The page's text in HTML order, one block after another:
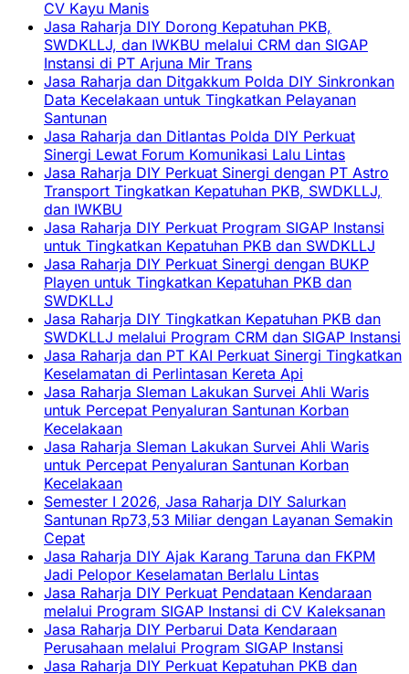
CV Kayu Manis
Jasa Raharja DIY Dorong Kepatuhan PKB,
SWDKLLJ, dan IWKBU melalui CRM dan SIGAP
Instansi di PT Arjuna Mir Trans
Jasa Raharja dan Ditgakkum Polda DIY Sinkronkan
Data Kecelakaan untuk Tingkatkan Pelayanan
Santunan
Jasa Raharja dan Ditlantas Polda DIY Perkuat
Sinergi Lewat Forum Komunikasi Lalu Lintas
Jasa Raharja DIY Perkuat Sinergi dengan PT Astro
Transport Tingkatkan Kepatuhan PKB, SWDKLLJ,
dan IWKBU
Jasa Raharja DIY Perkuat Program SIGAP Instansi
untuk Tingkatkan Kepatuhan PKB dan SWDKLLJ
Jasa Raharja DIY Perkuat Sinergi dengan BUKP
Playen untuk Tingkatkan Kepatuhan PKB dan
SWDKLLJ
Jasa Raharja DIY Tingkatkan Kepatuhan PKB dan
SWDKLLJ melalui Program CRM dan SIGAP Instansi
Jasa Raharja dan PT KAI Perkuat Sinergi Tingkatkan
Keselamatan di Perlintasan Kereta Api
Jasa Raharja Sleman Lakukan Survei Ahli Waris
untuk Percepat Penyaluran Santunan Korban
Kecelakaan
Jasa Raharja Sleman Lakukan Survei Ahli Waris
untuk Percepat Penyaluran Santunan Korban
Kecelakaan
Semester I 2026, Jasa Raharja DIY Salurkan
Santunan Rp73,53 Miliar dengan Layanan Semakin
Cepat
Jasa Raharja DIY Ajak Karang Taruna dan FKPM
Jadi Pelopor Keselamatan Berlalu Lintas
Jasa Raharja DIY Perkuat Pendataan Kendaraan
melalui Program SIGAP Instansi di CV Kaleksanan
Jasa Raharja DIY Perbarui Data Kendaraan
Perusahaan melalui Program SIGAP Instansi
Jasa Raharja DIY Perkuat Kepatuhan PKB dan